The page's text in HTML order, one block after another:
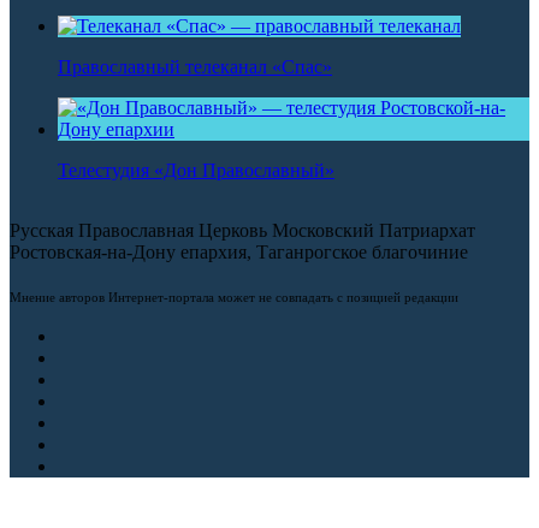
Православный телеканал «Спас»
Телестудия «Дон Православный»
Русская Православная Церковь Московский Патриархат
Ростовская-на-Дону епархия, Таганрогское благочиние
Мнение авторов Интернет-портала может не совпадать с позицией редакции